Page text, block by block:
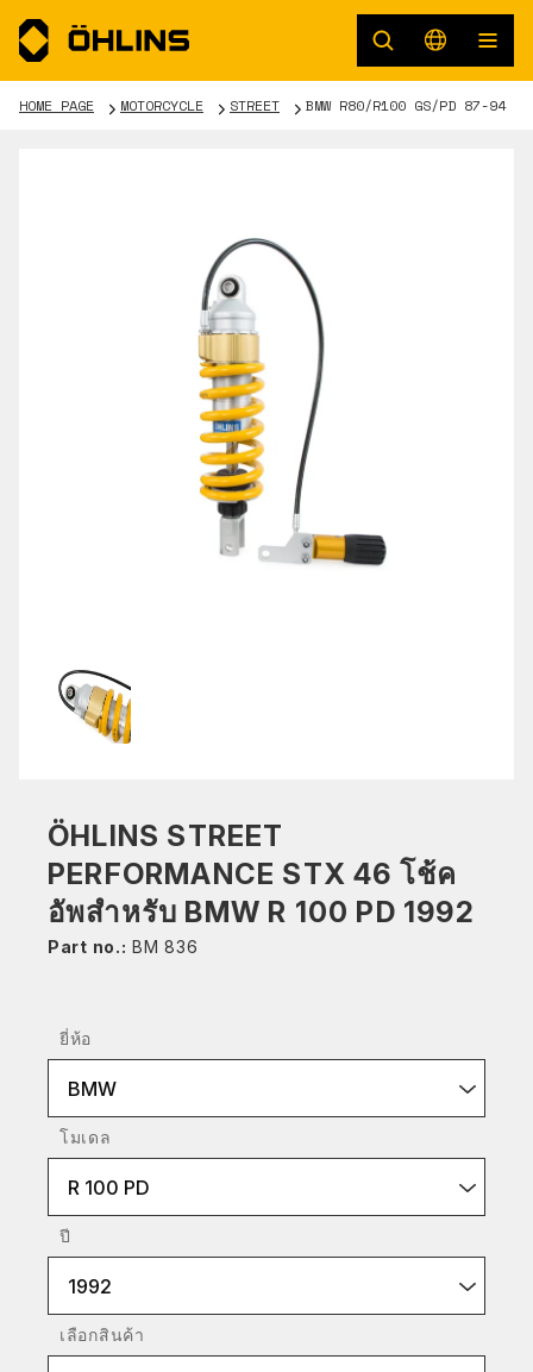
HOME PAGE MOTORCYCLE STREET BMW R80/R100 GS/PD 87-94
ÖHLINS STREET
PERFORMANCE STX 46 โช้ค
อัพสำหรับ BMW R 100 PD 1992
Part no.: BM 836
ยี่ห้อ
BMW
โมเดล
R 100 PD
ปี
1992
เลือกสินค้า